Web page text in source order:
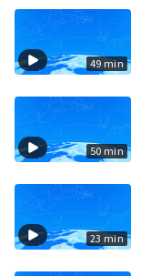
49 min
50 min
23 min